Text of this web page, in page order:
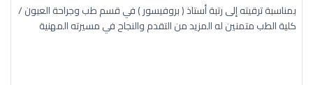
بمناسبة ترقيته إلى رتبة أستاذ ( بروفيسور ) في قسم طب وجراحة العيون /
كلية الطب متمنين له المزيد من التقدم والنجاح في مسيرته المهنية